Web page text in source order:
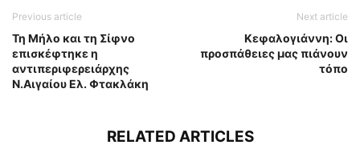
Previous article
Τη Μήλο και τη Σίφνο
επισκέφτηκε η
αντιπεριφερειάρχης
Ν.Αιγαίου Ελ. Φτακλάκη
Next article
Κεφαλογιάννη: Οι
προσπάθειες μας πιάνουν
τόπο
RELATED ARTICLES